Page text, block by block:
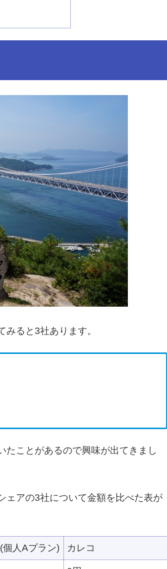
ると3社あります。
たことがあるので興味が出てきまし
ェアの3社について金額を比べた表が
個人Aプラン) カレコ